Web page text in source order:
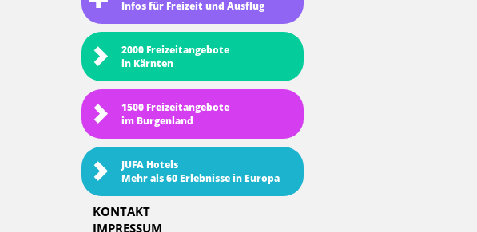
Infos für Freizeit und Ausflug
2000 Freizeitangebote
in Kärnten
1500 Freizeitangebote
im Burgenland
JUFA Hotels
Mehr als 60 Erlebnisse in Europa
KONTAKT
IMPRESSUM